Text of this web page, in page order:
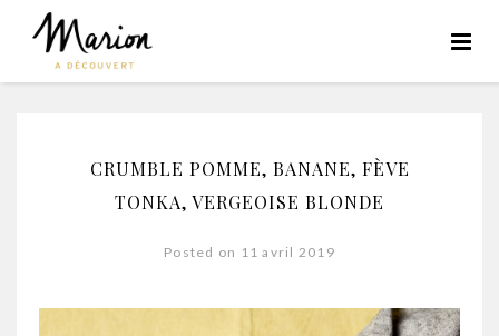
CRUMBLE POMME, BANANE, FÈVE
TONKA, VERGEOISE BLONDE
Posted on 11 avril 2019